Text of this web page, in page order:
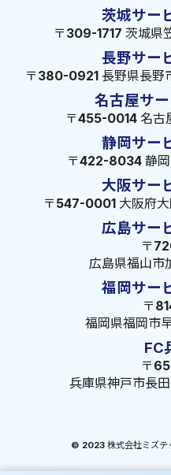
茨城サー
〒309-1717 茨城県
長野サー
〒380-0921 長野県長野
名古屋サ
〒455-0014 名古
静岡サー
〒422-8034 静
大阪サー
〒547-0001 大阪府
広島サー
〒
広島県福山市
福岡サー
〒
福岡県福岡市
FC
〒
兵庫県神戸市長
© 2023 株式会社ミズ